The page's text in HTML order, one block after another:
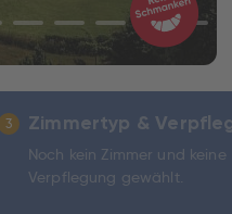
3 Zimmertyp &
Noch kein Zimmer und keine
Verpflegung gewählt.